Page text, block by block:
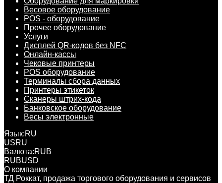
Весовое оборудование
POS - оборудование
Прочее оборудование
Услуги
Дисплей QR-кодов без NFC
Онлайн-кассы
Чековые принтеры
POS оборудование
Терминалы сбора данных
Принтеры этикеток
Сканеры штрих-кода
Банковское оборудование
Весы электронные
Язык:RU
USRU
Валюта:RUB
RUBUSD
О компании
ТД Роккат, продажа торгового оборудования и сервисов